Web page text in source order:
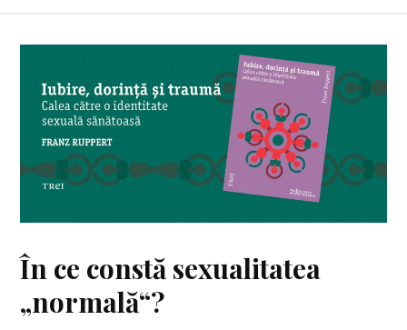
În ce constă sexualitatea
„normală“?